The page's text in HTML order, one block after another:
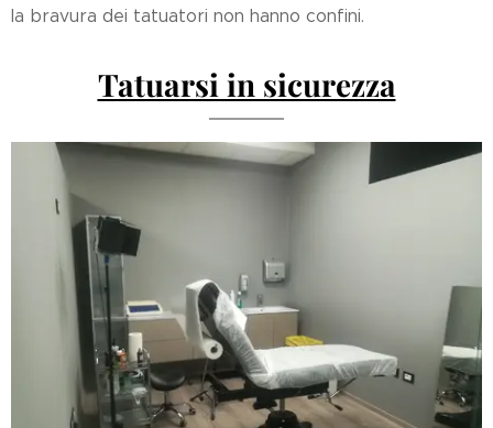
la bravura dei tatuatori non hanno confini.
Tatuarsi in sicurezza